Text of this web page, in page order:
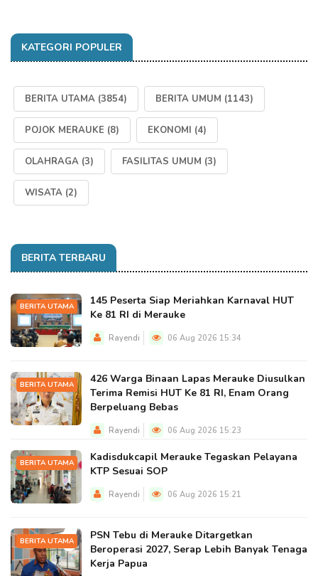
KATEGORI POPULER
BERITA UTAMA (3854) BERITA UMUM (1143)
POJOK MERAUKE (8) EKONOMI (4)
OLAHRAGA (3) FASILITAS UMUM (3)
WISATA (2)
BERITA TERBARU
BERITA UTAMA
145 Peserta Siap Meriahkan Karnaval HUT
Ke 81 RI di Merauke
Rayendi 06 Aug 2026 15:34
BERITA UTAMA
426 Warga Binaan Lapas Merauke Diusulkan
Terima Remisi HUT Ke 81 RI, Enam Orang
Berpeluang Bebas
Rayendi 06 Aug 2026 15:23
BERITA UTAMA
Kadisdukcapil Merauke Tegaskan Pelayana
KTP Sesuai SOP
Rayendi 06 Aug 2026 15:21
BERITA UTAMA
PSN Tebu di Merauke Ditargetkan
Beroperasi 2027, Serap Lebih Banyak Tenaga
Kerja Papua